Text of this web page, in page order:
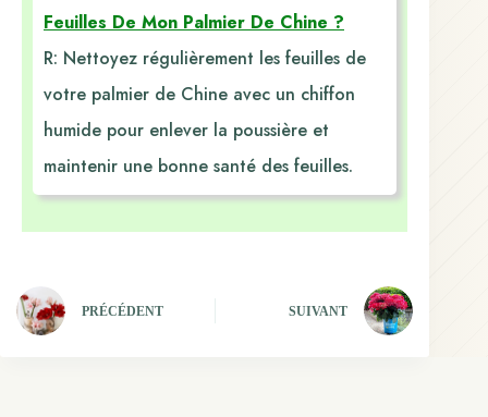
Feuilles De Mon Palmier De Chine ?
R: Nettoyez régulièrement les feuilles de
votre palmier de Chine avec un chiffon
humide pour enlever la poussière et
maintenir une bonne santé des feuilles.
PRÉCÉDENT SUIVANT